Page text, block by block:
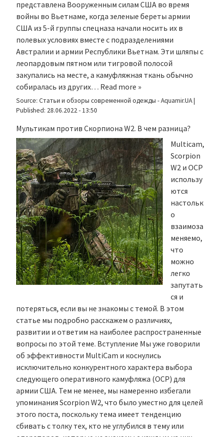
представлена Вооруженным силам США во время
войны во Вьетнаме, когда зеленые береты армии
США из 5-й группы спецназа начали носить их в
полевых условиях вместе с подразделениями
Австралии и армии Республики Вьетнам. Эти шляпы с
леопардовым пятном или тигровой полосой
закупались на месте, а камуфляжная ткань обычно
собиралась из других… Read more »
Source: Статьи и обзоры современной одежды - Aquamir.UA|
Published: 28.06.2022 - 13:50
Мультикам против Скорпиона W2. В чем разница?
Multicam,
Scorpion
W2 и OCP
использу
ются
настольк
о
взаимоза
меняемо,
что
можно
легко
запутать
ся и
потеряться, если вы не знакомы с темой. В этом
статье мы подробно расскажем о различиях,
развитии и ответим на наиболее распространенные
вопросы по этой теме. Вступление Мы уже говорили
об эффективности MultiCam и коснулись
исключительно конкурентного характера выбора
следующего оперативного камуфляжа (OCP) для
армии США. Тем не менее, мы намеренно избегали
упоминания Scorpion W2, что было уместно для целей
этого поста, поскольку тема имеет тенденцию
сбивать с толку тех, кто не углубился в тему или